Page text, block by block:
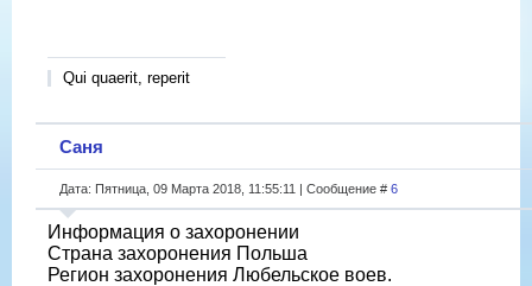
Qui quaerit, reperit
Саня
Дата: Пятница, 09 Марта 2018, 11:55:11 | Сообщение # 6
Информация о захоронении
Страна захоронения Польша
Регион захоронения Любельское воев.